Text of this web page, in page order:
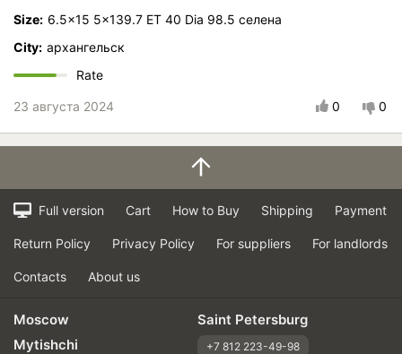
Size: 6.5x15 5x139.7 ET 40 Dia 98.5 селена
City: архангельск
Rate
23 августа 2024 0 0
Full version Cart How to Buy Shipping Payment
Return Policy Privacy Policy For suppliers For landlords
Contacts About us
Moscow
Mytishchi
Saint Petersburg
+7 812 223-49-98